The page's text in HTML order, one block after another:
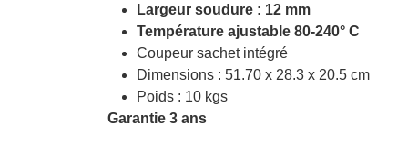
Largeur soudure : 12 mm
Température ajustable 80-240° C
Coupeur sachet intégré
Dimensions : 51.70 x 28.3 x 20.5 cm
Poids : 10 kgs
Garantie 3 ans